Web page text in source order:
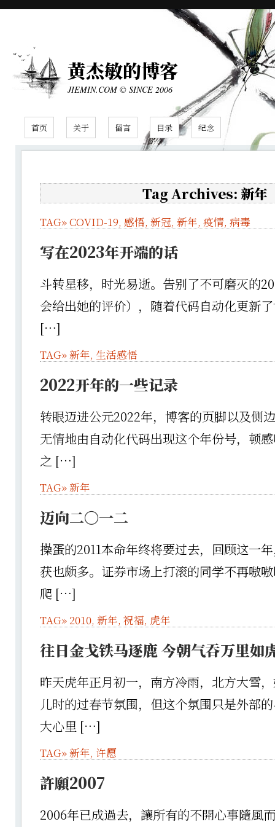
黄杰敏的博客
JIEMIN.COM © SINCE 2006
首页 关于 留言 目录 纪念
Tag Archives: 新年
TAG»COVID-19, 感悟, 新冠, 新年, 疫情, 病毒
写在2023年开端的话
斗转星移，时光易逝。告别了不可磨灭的
会给出她的评价），随着代码自动化更新
[…]
TAG»新年, 生活感悟
2022开年的一些记录
转眼迈进公元2022年，博客的页脚以及侧
无情地由自动化代码出现这个年份号，顿
之 […]
TAG»新年
迈向二〇一二
操蛋的2011本命年终将要过去，回顾这一
获也颇多。证券市场上打滚的同学不再嗷
爬 […]
TAG» 2010, 新年, 祝福, 虎年
往日金戈铁马逐鹿 今朝气吞万里如
昨天虎年正月初一，南方冷雨，北方大雪
儿时的过春节氛围，但这个氛围只是外部
大心里 […]
TAG»新年, 许愿
許願2007
2006年已成過去，讓所有的不開心事隨風